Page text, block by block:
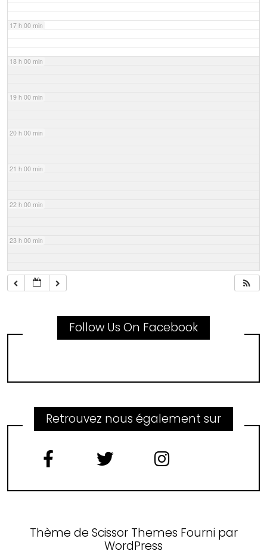
17 h 00 min
18 h 00 min
19 h 00 min
20 h 00 min
21 h 00 min
22 h 00 min
23 h 00 min
Follow Us On Facebook
Retrouvez nous également sur
Thème de Scissor Themes Fourni par
WordPress